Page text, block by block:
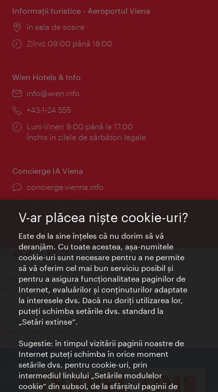
Informaţii turistice - Aeroportul Viena
Locul:
în sala de sosire
Program:
Zilnic 09:00 până 18:00
Wien Hotels & Info
E-
info@wien.info
Telefon:
+43-1-24 555
Program:
Luni-Vineri 9:00 până la 17:00
Închis în zilele de sărbători legale
Concierge IA Viena
concierge.vienna.info
Contact
Credits
Declaraţie privind protecţia datelor
Terms of Use
Accesibilitate
Contact presa
© Copyright Wien Tourismus
V-ar plăcea nişte cookie-uri?
Este de la sine înţeles că nu dorim să vă
deranjăm. Cu toate acestea, aşa-numitele
cookie-uri sunt necesare pentru a ne permite
să vă oferim cel mai bun serviciu posibil şi
pentru a asigura funcţionalitatea paginilor de
Internet, evaluărilor şi conţinuturilor adaptate
la interesele dvs. Dacă nu doriţi utilizarea lor,
puteţi schimba setările dvs. standard la
„Setări extinse“.
Sugestie: în timpul vizitării paginii noastre de
Internet puteţi schimba în orice moment
setările dvs. pentru cookie-uri, prin
intermediul linkului „Setările modulelor
cookie“ din subsol, de la sfârşitul paginii de